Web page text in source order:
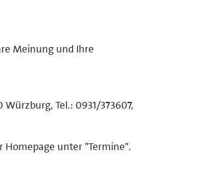
Meinung und Ihre
Tel.: 0931/373607,
unter "Termine".